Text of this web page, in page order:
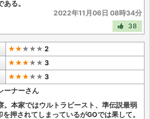
る。
2022年11月06日 08時34分
38
★★★★★ 2
★★★★★ 3
★★★★★ 3
ーナーさん
。本家ではウルトラビースト、準伝説最弱
押されてしまっているがGOでは果して。